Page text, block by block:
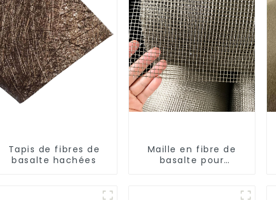
Tapis de fibres de
basalte hachées
Maille en fibre de
basalte pour